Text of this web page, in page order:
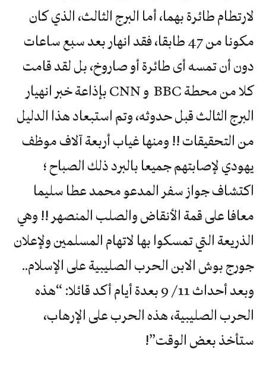
لارتطام طائرة بهما، أما البرج الثالث، الذي كان
مكونا من 47 طابقا، فقد انهار بعد سبع ساعات
دون أن تمسه أى طائرة أو صاروخ، بل لقد قامت
كلا من محطة BBC و CNN بإذاعة خبر انهيار
البرج الثالث قبل حدوثه، وتم استبعاد هذا الدليل
من التحقيقات !! ومنها غياب أربعة آلاف موظف
يهودي لإصابتهم جميعا بالبرد ذلك الصباح ؛
اكتشاف جواز سفر المدعو محمد عطا سليما
معافا على قمة الأنقاض والصلب المنصهر !! وهي
الذريعة التي تمسكوا بها لاتهام المسلمين ولإعلان
جورج بوش الابن الحرب الصليبية على الإسلام..
وبعد أحداث 11/ 9 بعدة أيام أكد قائلا: “هذه
الحرب الصليبية، هذه الحرب على الإرهاب،
ستأخذ بعض الوقت”!